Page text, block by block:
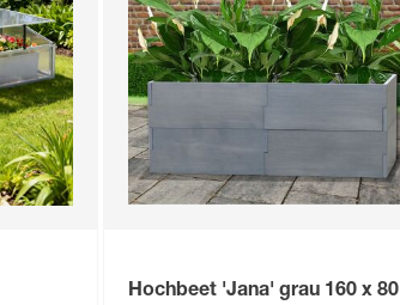
Hochbeet 'Jana' grau 160 x 80